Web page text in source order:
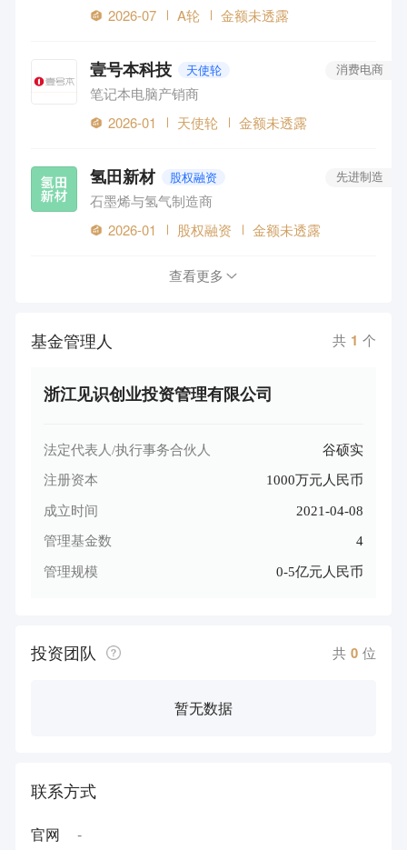
2026-07 A轮 金额未透露
壹号本科技 天使轮
笔记本电脑产销商
消费电商
2026-01 天使轮 金额未透露
氢田新材 股权融资
石墨烯与氢气制造商
先进制造
2026-01 股权融资 金额未透露
查看更多
基金管理人 共 1 个
浙江见识创业投资管理有限公司
法定代表人/执行事务合伙人 谷硕实
注册资本 1000万元人民币
成立时间 2021-04-08
管理基金数 4
管理规模 0-5亿元人民币
投资团队 共 0 位
暂无数据
联系方式
官网 -